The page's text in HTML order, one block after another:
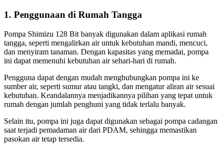
1. Penggunaan di Rumah Tangga
Pompa Shimizu 128 Bit banyak digunakan dalam aplikasi rumah
tangga, seperti mengalirkan air untuk kebutuhan mandi, mencuci,
dan menyiram tanaman. Dengan kapasitas yang memadai, pompa
ini dapat memenuhi kebutuhan air sehari-hari di rumah.
Pengguna dapat dengan mudah menghubungkan pompa ini ke
sumber air, seperti sumur atau tangki, dan mengatur aliran air sesuai
kebutuhan. Keandalannya menjadikannya pilihan yang tepat untuk
rumah dengan jumlah penghuni yang tidak terlalu banyak.
Selain itu, pompa ini juga dapat digunakan sebagai pompa cadangan
saat terjadi pemadaman air dari PDAM, sehingga memastikan
pasokan air tetap tersedia.